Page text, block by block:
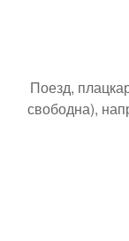
Поезд,
свободна),